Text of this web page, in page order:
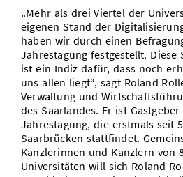
„Mehr als drei Viertel der
eigenen Stand der
haben wir durch einen
Jahrestagung festgestellt. Diese
ist ein Indiz dafür, dass noch
uns allen liegt“, sagt Roland
Verwaltung und
des Saarlandes. Er ist
Jahrestagung, die erstmals seit
Saarbrücken stattfindet.
Kanzlerinnen und Kanzlern von
Universitäten will sich Roland